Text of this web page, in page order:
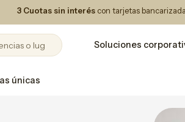
3 Cuotas sin interés con tarjetas
Soluciones
únicas